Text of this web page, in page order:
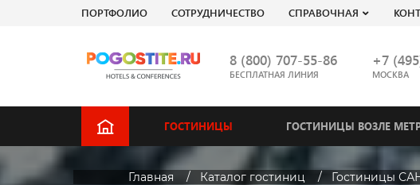
ПОРТФОЛИО СОТРУДНИЧЕСТВО СПРАВОЧНАЯ
8 (800) 707-55-86
БЕСПЛАТНАЯ ЛИНИЯ
+7
МОСКВА
ГОСТИНИЦЫ ГОСТИНИЦЫ ВОЗЛЕ
Главная Каталог гостиниц Гостиницы